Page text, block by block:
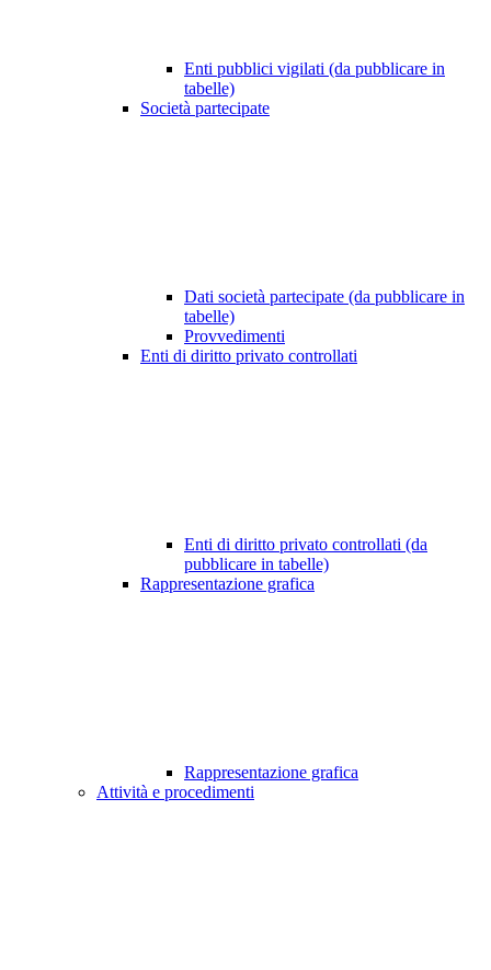
Enti pubblici vigilati (da pubblicare in
tabelle)
Società partecipate
Dati società partecipate (da pubblicare in
tabelle)
Provvedimenti
Enti di diritto privato controllati
Enti di diritto privato controllati (da
pubblicare in tabelle)
Rappresentazione grafica
Rappresentazione grafica
Attività e procedimenti